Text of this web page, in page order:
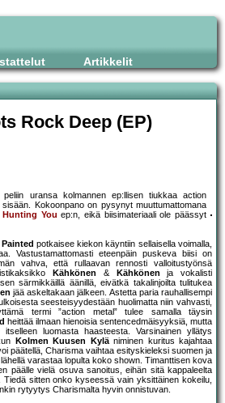
Artikkelit
Rock Deep (EP)
peliin uransa kolmannen ep:llisen tiukkaa action
Kokoonpano on pysynyt muuttumattomana
Hunting You ep:n, eikä biisimateriaali ole päässyt
Painted potkaisee kiekon käyntiin sellaisella voimalla,
Vastustamattomasti eteenpäin puskeva biisi on
vahva, että rullaavan rennosti valloitustyönsä
Kähkönen & Kähkönen ja vokalisti
särmikkäillä äänillä, eivätkä takalinjoilta tulitukea
jää askeltakaan jälkeen. Astetta paria rauhallisempi
seesteisyydestään huolimatta niin vahvasti,
termi ”action metal” tulee samalla täysin
heittää ilmaan hienoisia sentencedmäisyyksiä, mutta
luomasta haasteesta. Varsinainen yllätys
Kolmen Kuusen Kyläniminen kuritus kajahtaa
päätellä, Charisma vaihtaa esityskieleksi suomen ja
varastaa lopulta koko shown. Timanttisen kova
päälle vielä osuva sanoitus, eihän sitä kappaleelta
sitten onko kyseessä vain yksittäinen kokeilu,
rytyytys Charismalta hyvin onnistuvan.